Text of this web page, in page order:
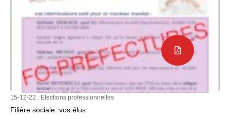
15-12-22 : Elections professionnelles
Filière sociale: vos élus